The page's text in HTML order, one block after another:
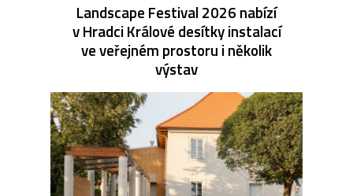
Landscape Festival 2026 nabízí
v Hradci Králové desítky instalací
ve veřejném prostoru i několik
výstav